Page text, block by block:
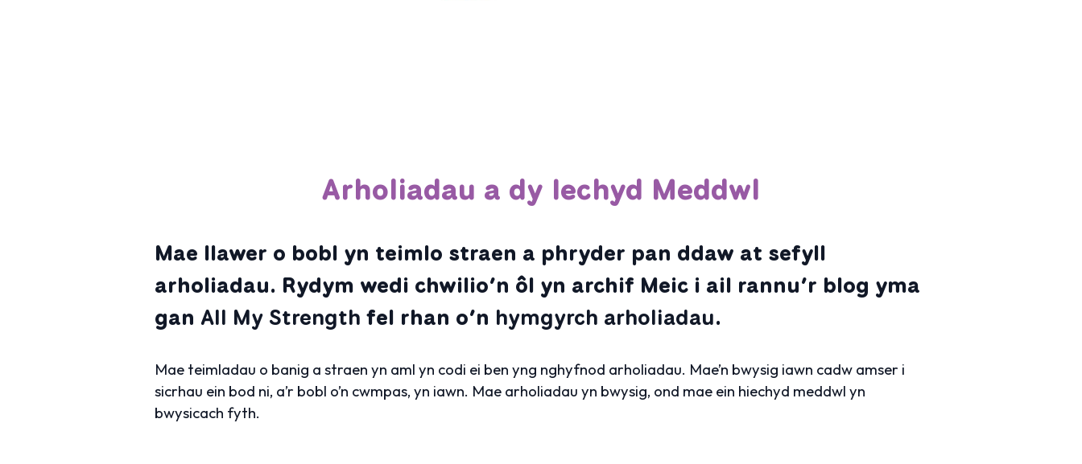
Arholiadau a dy Iechyd Meddwl
Mae llawer o bobl yn teimlo straen a phryder pan ddaw at sefyll
arholiadau. Rydym wedi chwilio’n ôl yn archif Meic i ail rannu’r blog yma
gan All My Strength fel rhan o’n hymgyrch arholiadau.
Mae teimladau o banig a straen yn aml yn codi ei ben yng nghyfnod arholiadau. Mae’n bwysig iawn cadw amser i
sicrhau ein bod ni, a’r bobl o’n cwmpas, yn iawn. Mae arholiadau yn bwysig, ond mae ein hiechyd meddwl yn
bwysicach fyth.